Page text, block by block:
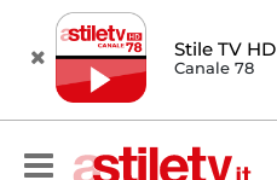
Stile TV HD
Canale 78